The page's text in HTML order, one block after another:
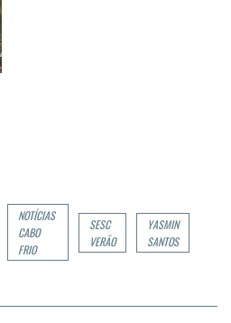
NOTÍCIAS
CABO
FRIO
SESC
VERÃO
YASMIN
SANTOS